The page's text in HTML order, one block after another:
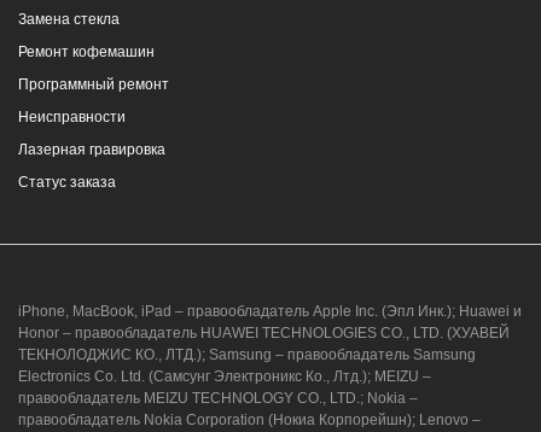
г. Новороссийск, ул. Героев Десантников,
г. Новороссийск, ул. Героев Десантников,
2/3
Замена стекла
Ремонт кофемашин
Программный ремонт
Неисправности
Лазерная гравировка
Статус заказа
iPhone, MacBook, iPad – правообладатель Apple Inc. (Эпл Инк.); Huawei и
Honor – правообладатель HUAWEI TECHNOLOGIES CO., LTD. (ХУАВЕЙ
ТЕКНОЛОДЖИС КО., ЛТД.); Samsung – правообладатель Samsung
Electronics Co. Ltd. (Самсунг Электроникс Ко., Лтд.); MEIZU –
правообладатель MEIZU TECHNOLOGY CO., LTD.; Nokia –
правообладатель Nokia Corporation (Нокиа Корпорейшн); Lenovo –